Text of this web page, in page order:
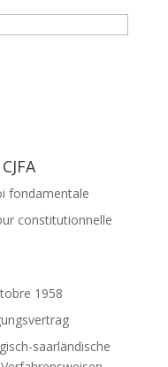
fondamentale
constitutionnelle
1958
saarländische